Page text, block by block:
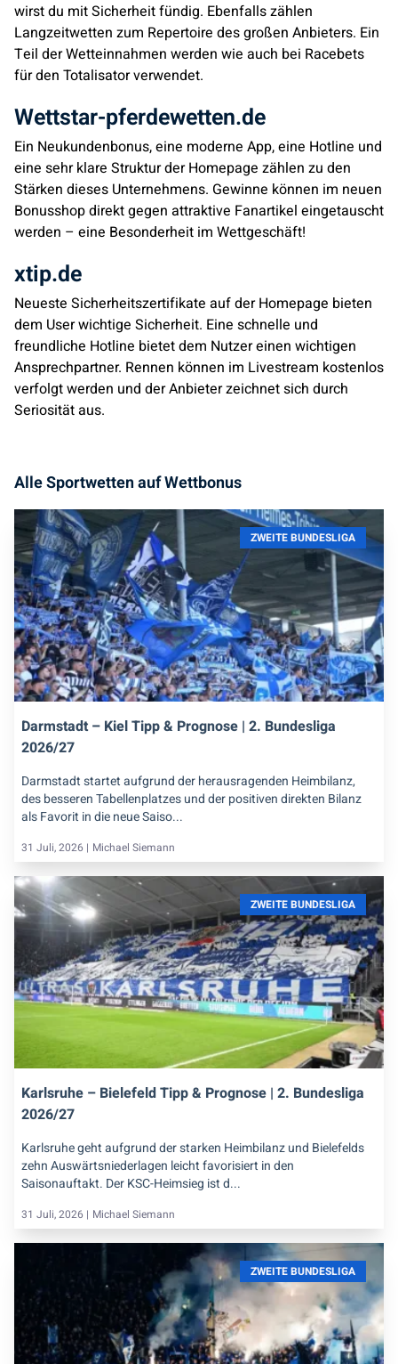
wirst du mit Sicherheit fündig. Ebenfalls zählen
Langzeitwetten zum Repertoire des großen Anbieters. Ein
Teil der Wetteinnahmen werden wie auch bei Racebets
für den Totalisator verwendet.
Wettstar-pferdewetten.de
Ein Neukundenbonus, eine moderne App, eine Hotline und
eine sehr klare Struktur der Homepage zählen zu den
Stärken dieses Unternehmens. Gewinne können im neuen
Bonusshop direkt gegen attraktive Fanartikel eingetauscht
werden – eine Besonderheit im Wettgeschäft!
xtip.de
Neueste Sicherheitszertifikate auf der Homepage bieten
dem User wichtige Sicherheit. Eine schnelle und
freundliche Hotline bietet dem Nutzer einen wichtigen
Ansprechpartner. Rennen können im Livestream kostenlos
verfolgt werden und der Anbieter zeichnet sich durch
Seriosität aus.
Alle Sportwetten auf Wettbonus
ZWEITE BUNDESLIGA
Darmstadt – Kiel Tipp & Prognose | 2. Bundesliga
2026/27
Darmstadt startet aufgrund der herausragenden Heimbilanz,
des besseren Tabellenplatzes und der positiven direkten Bilanz
als Favorit in die neue Saiso...
31 Juli, 2026 | Michael Siemann
ZWEITE BUNDESLIGA
Karlsruhe – Bielefeld Tipp & Prognose | 2. Bundesliga
2026/27
Karlsruhe geht aufgrund der starken Heimbilanz und Bielefelds
zehn Auswärtsniederlagen leicht favorisiert in den
Saisonauftakt. Der KSC-Heimsieg ist d...
31 Juli, 2026 | Michael Siemann
ZWEITE BUNDESLIGA